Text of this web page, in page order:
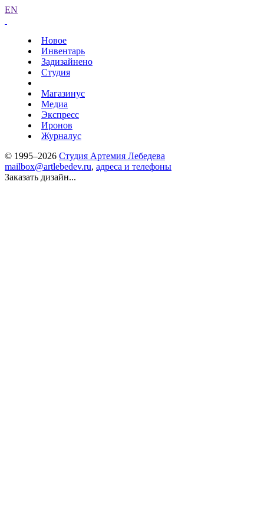
EN
Новое
Инвентарь
Задизайнено
Студия
Магазинус
Медиа
Экспресс
Иронов
Журналус
© 1995–2026 Студия Артемия Лебедева
mailbox@artlebedev.ru, адреса и телефоны
Заказать дизайн...